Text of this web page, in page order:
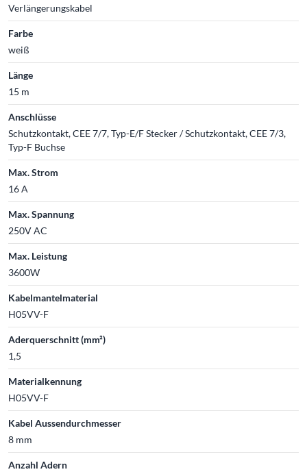
Verlängerungskabel
Farbe
weiß
Länge
15 m
Anschlüsse
Schutzkontakt, CEE 7/7, Typ-E/F Stecker / Schutzkontakt, CEE 7/3,
Typ-F Buchse
Max. Strom
16 A
Max. Spannung
250V AC
Max. Leistung
3600W
Kabelmantelmaterial
H05VV-F
Aderquerschnitt (mm²)
1,5
Materialkennung
H05VV-F
Kabel Aussendurchmesser
8 mm
Anzahl Adern